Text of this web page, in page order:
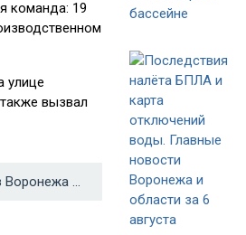
команда: 19
улице
вызвал
С 1 июня запустят электричку из Воронежа в село Верхняя Хава →